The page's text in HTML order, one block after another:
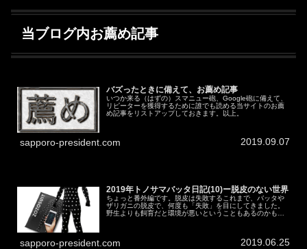
当ブログ内お薦め記事
バズったときに備えて、お薦め記事
いつか来る（はずの）スマニュー砲、Google砲に備えて、
リピーターを獲得するために誰でも読める当サイトのお薦
め記事をリストアップしておきます。以上。
sapporo-president.com 2019.09.07
2019年トノサマバッタ日記(10)ー脱皮のない世界
ちょっと番外編です。脱皮は失敗するこれまで、バッタや
ザリガニの脱皮で、何度も「失敗」を目にしてきました。
野生よりも飼育だと環境が悪いということもあるのかもし
sapporo-president.com 2019.06.25